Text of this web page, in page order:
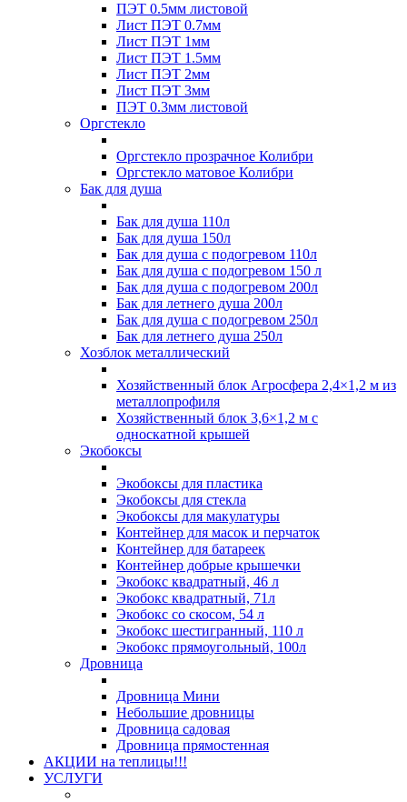
ПЭТ 0.5мм листовой
Лист ПЭТ 0.7мм
Лист ПЭТ 1мм
Лист ПЭТ 1.5мм
Лист ПЭТ 2мм
Лист ПЭТ 3мм
ПЭТ 0.3мм листовой
Оргстекло
Оргстекло прозрачное Колибри
Оргстекло матовое Колибри
Бак для душа
Бак для душа 110л
Бак для душа 150л
Бак для душа с подогревом 110л
Бак для душа с подогревом 150 л
Бак для душа с подогревом 200л
Бак для летнего душа 200л
Бак для душа с подогревом 250л
Бак для летнего душа 250л
Хозблок металлический
Хозяйственный блок Агросфера 2,4×1,2 м из
металлопрофиля
Хозяйственный блок 3,6×1,2 м с
односкатной крышей
Экобоксы
Экобоксы для пластика
Экобоксы для стекла
Экобоксы для макулатуры
Контейнер для масок и перчаток
Контейнер для батареек
Контейнер добрые крышечки
Экобокс квадратный, 46 л
Экобокс квадратный, 71л
Экобокс со скосом, 54 л
Экобокс шестигранный, 110 л
Экобокс прямоугольный, 100л
Дровница
Дровница Мини
Небольшие дровницы
Дровница садовая
Дровница прямостенная
АКЦИИ на теплицы!!!
УСЛУГИ